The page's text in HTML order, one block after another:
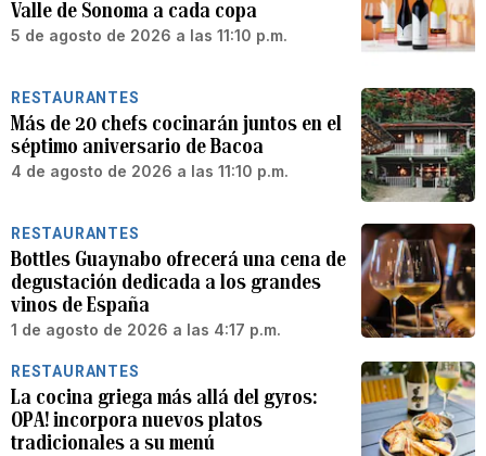
Valle de Sonoma a cada copa
5 de agosto de 2026 a las 11:10 p.m.
RESTAURANTES
Más de 20 chefs cocinarán juntos en el
séptimo aniversario de Bacoa
4 de agosto de 2026 a las 11:10 p.m.
RESTAURANTES
Bottles Guaynabo ofrecerá una cena de
degustación dedicada a los grandes
vinos de España
1 de agosto de 2026 a las 4:17 p.m.
RESTAURANTES
La cocina griega más allá del gyros:
OPA! incorpora nuevos platos
tradicionales a su menú